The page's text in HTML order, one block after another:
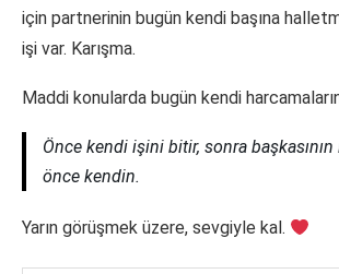
için partnerinin bugün kendi başına
işi var. Karışma.
Maddi konularda bugün kendi
Önce kendi işini bitir, sonra
önce kendin.
Yarın görüşmek üzere, sevgiyle kal.